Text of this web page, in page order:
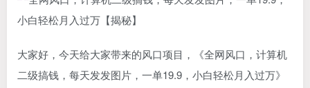
大家好，今天给大家带来的风口项目，《全网风口，计算机
二级搞钱，每天发发图片，一单19.9，小白轻松月入过万》